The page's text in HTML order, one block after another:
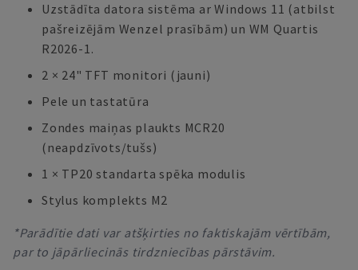
Uzstādīta datora sistēma ar Windows 11 (atbilst
pašreizējām Wenzel prasībām) un WM Quartis
R2026-1.
2 × 24" TFT monitori (jauni)
Pele un tastatūra
Zondes maiņas plaukts MCR20
(neapdzīvots/tušs)
1 × TP20 standarta spēka modulis
Stylus komplekts M2
*Parādītie dati var atšķirties no faktiskajām vērtībām,
par to jāpārliecinās tirdzniecības pārstāvim.